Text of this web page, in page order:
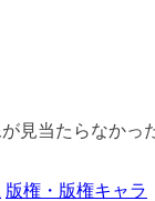
見当たらなか
版権・版権キャラ